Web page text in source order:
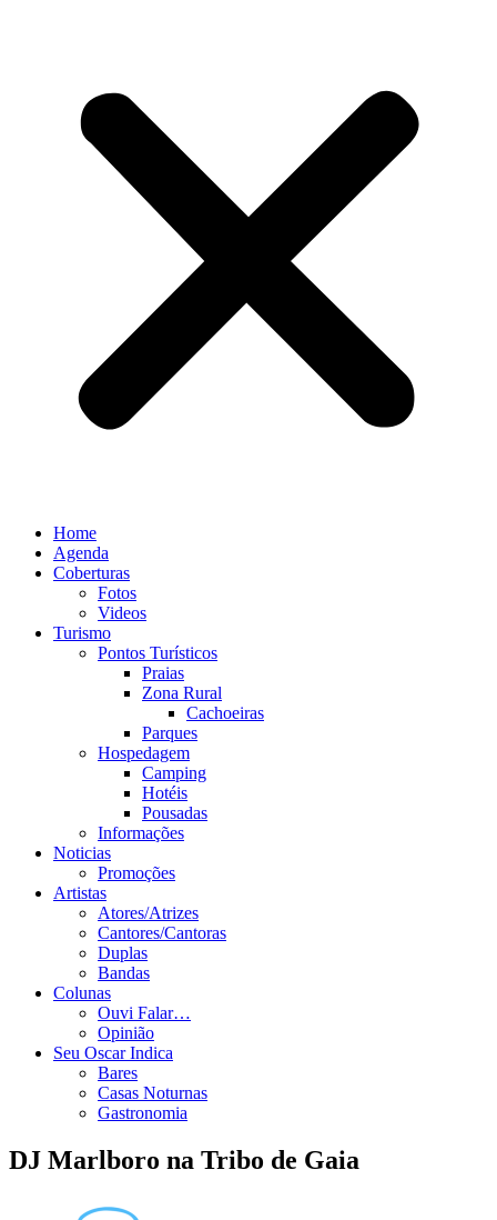
Home
Agenda
Coberturas
Fotos
Videos
Turismo
Pontos Turísticos
Praias
Zona Rural
Cachoeiras
Parques
Hospedagem
Camping
Hotéis
Pousadas
Informações
Noticias
Promoções
Artistas
Atores/Atrizes
Cantores/Cantoras
Duplas
Bandas
Colunas
Ouvi Falar…
Opinião
Seu Oscar Indica
Bares
Casas Noturnas
Gastronomia
DJ Marlboro na Tribo de Gaia